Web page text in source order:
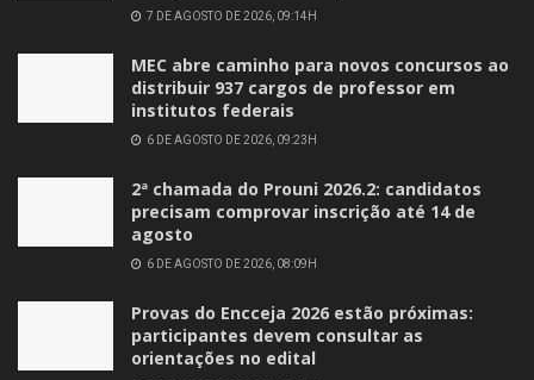
7 DE AGOSTO DE 2026, 09:14H
MEC abre caminho para novos concursos ao
distribuir 937 cargos de professor em
institutos federais
6 DE AGOSTO DE 2026, 09:23H
2ª chamada do Prouni 2026.2: candidatos
precisam comprovar inscrição até 14 de
agosto
6 DE AGOSTO DE 2026, 08:09H
Provas do Encceja 2026 estão próximas:
participantes devem consultar as
orientações no edital